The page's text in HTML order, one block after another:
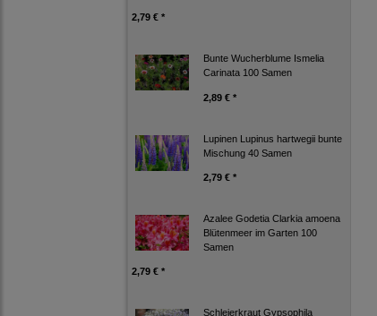
2,79 € *
Bunte Wucherblume Ismelia
Carinata 100 Samen
2,89 € *
Lupinen Lupinus hartwegii bunte
Mischung 40 Samen
2,79 € *
Azalee Godetia Clarkia amoena
Blütenmeer im Garten 100
Samen
2,79 € *
Schleierkraut Gypsophila